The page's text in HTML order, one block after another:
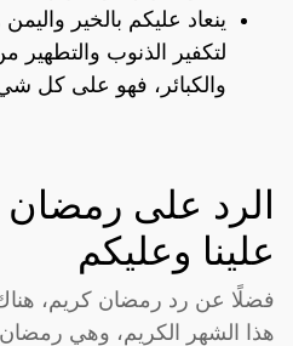
ينعاد عليكم بالخير
لتكفير الذنوب والتطهير
والكبائر، فهو على كل
الرد على رمضان
علينا وعليكم
فضلًا عن رد رمضان كريم،
هذا الشهر الكريم، وهي رمضان